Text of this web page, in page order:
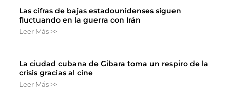
Las cifras de bajas estadounidenses siguen
fluctuando en la guerra con Irán
Leer Más >>
La ciudad cubana de Gibara toma un respiro de la
crisis gracias al cine
Leer Más >>